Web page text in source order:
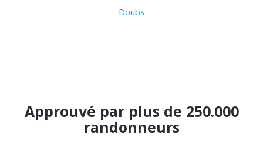
Doubs
Approuvé par plus de 250.000
randonneurs